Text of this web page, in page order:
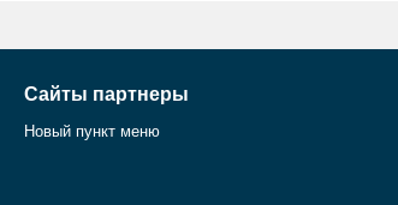
Сайты партнеры
Новый пункт меню